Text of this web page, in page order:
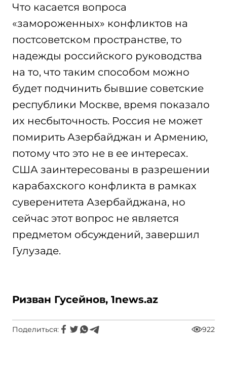
Что касается вопроса
«замороженных» конфликтов на
постсоветском пространстве, то
надежды российского руководства
на то, что таким способом можно
будет подчинить бывшие советские
республики Москве, время показало
их несбыточность. Россия не может
помирить Азербайджан и Армению,
потому что это не в ее интересах.
США заинтересованы в разрешении
карабахского конфликта в рамках
суверенитета Азербайджана, но
сейчас этот вопрос не является
предметом обсуждений, завершил
Гулузаде.
Ризван Гусейнов, 1news.az
Поделиться: 922